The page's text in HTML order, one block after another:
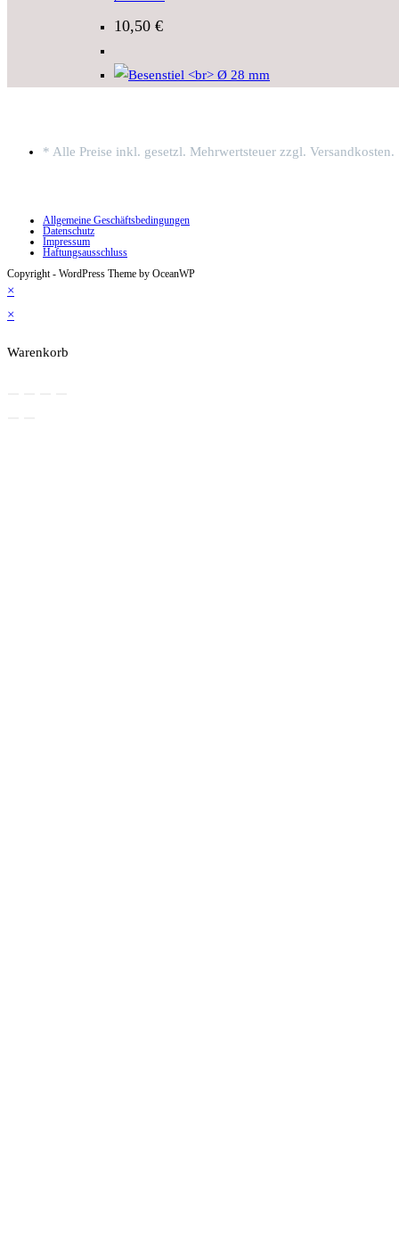
10,50 €
* Alle Preise inkl. gesetzl. Mehrwertsteuer zzgl. Versandkosten.
Allgemeine Geschäftsbedingungen
Datenschutz
Impressum
Haftungsausschluss
Copyright - WordPress Theme by OceanWP
×
×
Warenkorb